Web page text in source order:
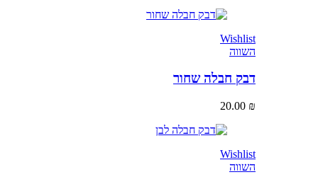
Wishlist
דבק חבלה שחור
20.00
Wishlist